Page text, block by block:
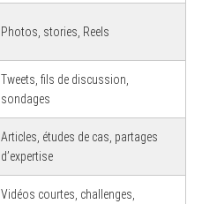
Photos, stories, Reels
Tweets, fils de discussion,
sondages
Articles, études de cas, partages
d’expertise
Vidéos courtes, challenges,